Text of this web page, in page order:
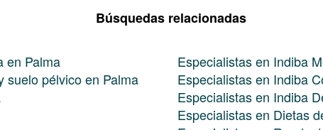
Búsquedas relacionadas
en Palma
suelo pélvico en Palma
Especialistas en Indiba
Especialistas en Indiba
Especialistas en Indiba
Especialistas en Dietas